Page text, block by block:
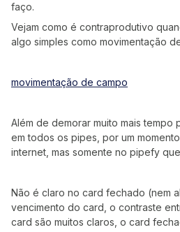
faço.
Vejam como é contraprodutivo
algo simples como movimentação
movimentação de campo
Além de demorar muito mais tempo
em todos os pipes, por um
internet, mas somente no pipefy
Não é claro no card fechado (nem
vencimento do card, o contraste
card são muitos claros, o card